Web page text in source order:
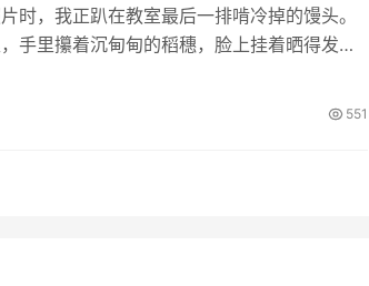
时，我正趴在教室最后一排啃冷掉的馒头。
手里攥着沉甸甸的稻穗，脸上挂着晒得发红
551